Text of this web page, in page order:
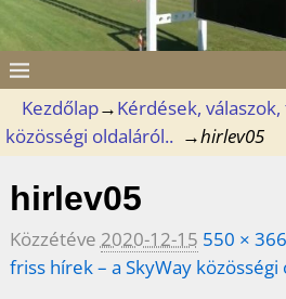
Kezdőlap→Kérdések,
közösségi oldaláról.. →hirlev05
hirlev05
Közzétéve 2020-12-15 550 × 366
friss hírek – a SkyWay közösségi